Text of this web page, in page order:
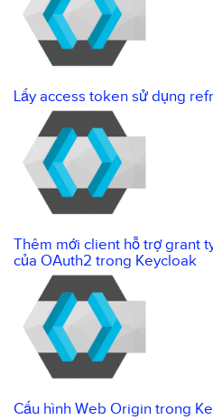
Lấy access token sử dụng
Thêm mới client hỗ trợ grant
của OAuth2 trong Keycloak
Cấu hình Web Origin trong